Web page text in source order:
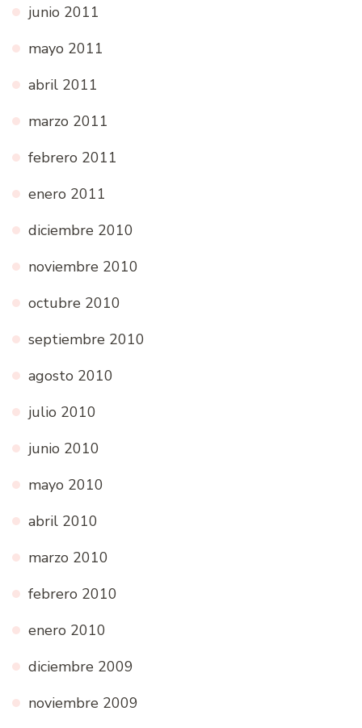
junio 2011
mayo 2011
abril 2011
marzo 2011
febrero 2011
enero 2011
diciembre 2010
noviembre 2010
octubre 2010
septiembre 2010
agosto 2010
julio 2010
junio 2010
mayo 2010
abril 2010
marzo 2010
febrero 2010
enero 2010
diciembre 2009
noviembre 2009